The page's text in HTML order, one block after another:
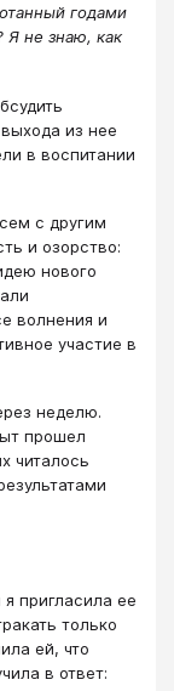
годами
Я не знаю, как
из нее
в воспитании
с другим
и озорство:
нового
волнения и
участие в
неделю.
прошел
читалось
пригласила ее
только
ей, что
в ответ: